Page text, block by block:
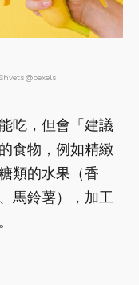
@pexels
吃，但會「建議
食物，例如精緻
類的水果（香
馬鈴薯），加工